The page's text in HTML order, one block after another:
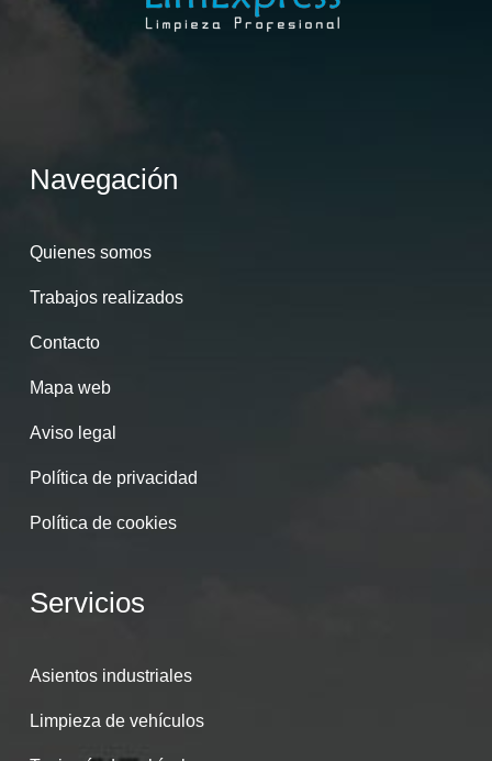
Navegación
Quienes somos
Trabajos realizados
Contacto
Mapa web
Aviso legal
Política de privacidad
Política de cookies
Servicios
Asientos industriales
Limpieza de vehículos